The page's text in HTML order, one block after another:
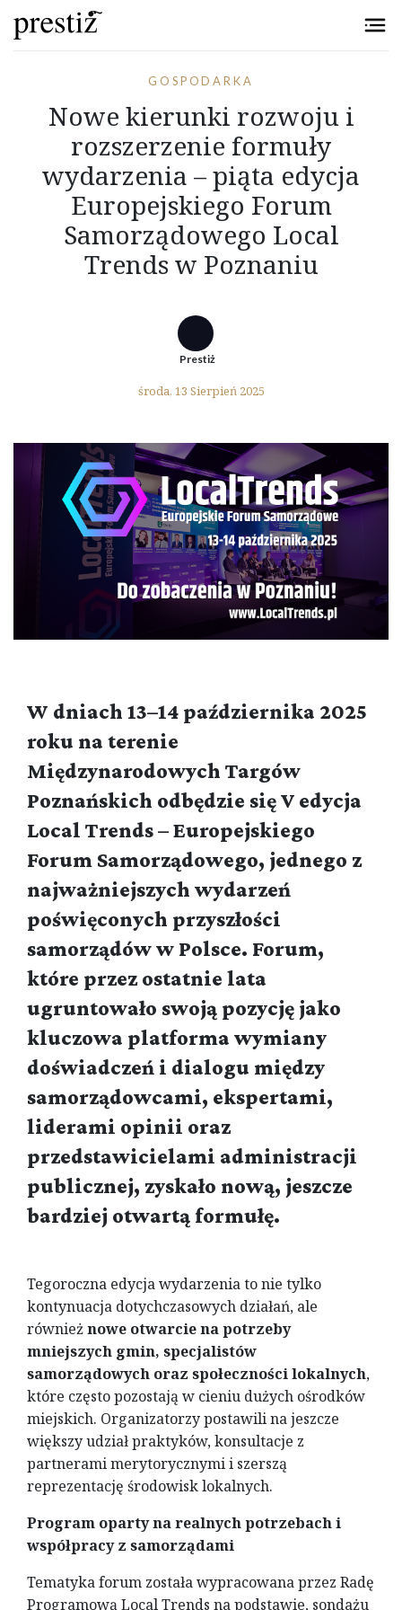
Przejdź do treści
GOSPODARKA
Nowe kierunki rozwoju i
rozszerzenie formuły
wydarzenia – piąta edycja
Europejskiego Forum
Samorządowego Local
Trends w Poznaniu
Prestiż
środa, 13 Sierpień 2025
W dniach 13–14 października 2025
roku na terenie
Międzynarodowych Targów
Poznańskich odbędzie się V edycja
Local Trends – Europejskiego
Forum Samorządowego, jednego z
najważniejszych wydarzeń
poświęconych przyszłości
samorządów w Polsce. Forum,
które przez ostatnie lata
ugruntowało swoją pozycję jako
kluczowa platforma wymiany
doświadczeń i dialogu między
samorządowcami, ekspertami,
liderami opinii oraz
przedstawicielami administracji
publicznej, zyskało nową, jeszcze
bardziej otwartą formułę.
Tegoroczna edycja wydarzenia to nie tylko
kontynuacja dotychczasowych działań, ale
równieżnowe otwarcie na potrzeby
mniejszych gmin, specjalistów
samorządowych oraz społeczności lokalnych,
które często pozostają w cieniu dużych ośrodków
miejskich. Organizatorzy postawili na jeszcze
większy udział praktyków, konsultacje z
partnerami merytorycznymi i szerszą
reprezentację środowisk lokalnych.
Program oparty na realnych potrzebach i
współpracy z samorządami
Tematyka forum została wypracowana przez Radę
Programową Local Trends na podstawie, sondażu